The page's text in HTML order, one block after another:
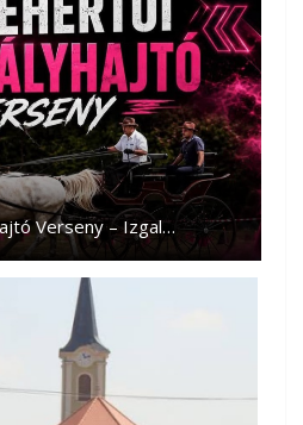
Verseny – Izgal…